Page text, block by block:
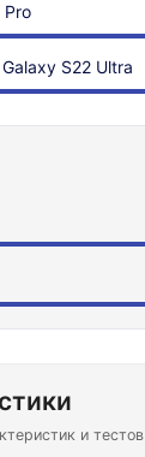
Pro
S22 Ultra
и тестов